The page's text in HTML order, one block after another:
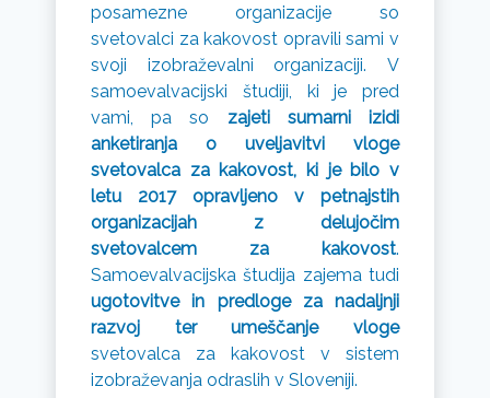
posamezne organizacije so
svetovalci za kakovost opravili sami v
svoji izobraževalni organizaciji. V
samoevalvacijski študiji, ki je pred
vami, pa so zajeti sumarni izidi
anketiranja o uveljavitvi vloge
svetovalca za kakovost, ki je bilo v
letu 2017 opravljeno v petnajstih
organizacijah z delujočim
svetovalcem za kakovost.
Samoevalvacijska študija zajema tudi
ugotovitve in predloge za nadaljnji
razvoj ter umeščanje vloge
svetovalca za kakovost v sistem
izobraževanja odraslih v Sloveniji.